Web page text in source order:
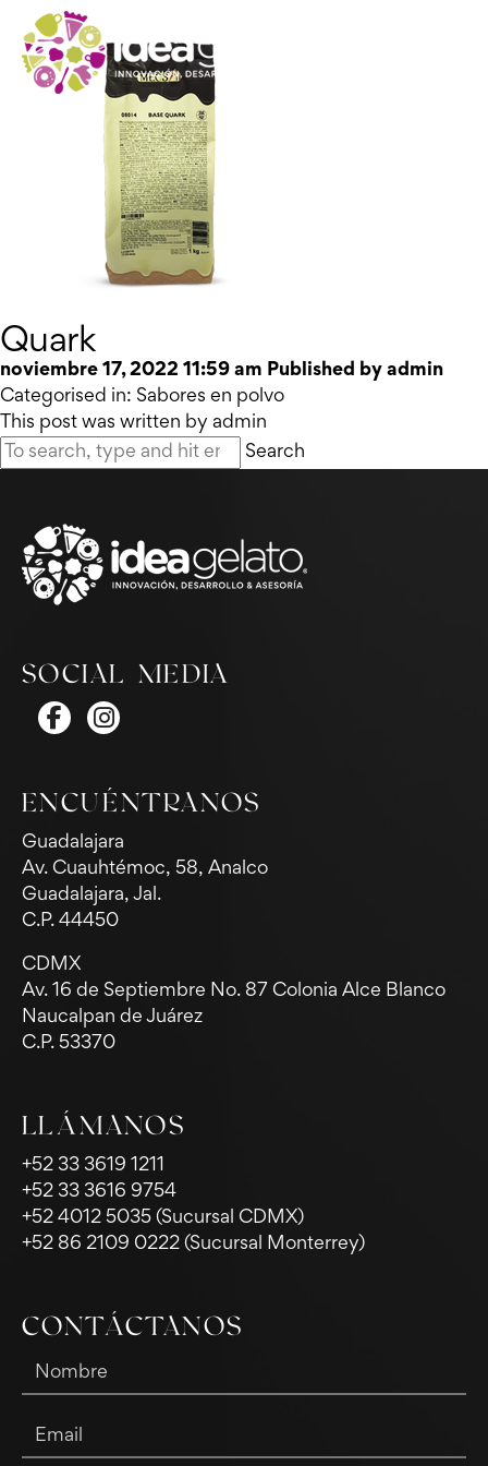
Quark
noviembre 17, 2022 11:59 am Published by admin
Categorised in: Sabores en polvo
This post was written by admin
Search
SOCIAL MEDIA
ENCUÉNTRANOS
Guadalajara
Av. Cuauhtémoc, 58, Analco
Guadalajara, Jal.
C.P. 44450
CDMX
Av. 16 de Septiembre No. 87 Colonia Alce Blanco
Naucalpan de Juárez
C.P. 53370
CONTÁCTANOS
LLÁMANOS
+52 33 3619 1211
+52 33 3616 9754
+52 4012 5035 (Sucursal CDMX)
+52 86 2109 0222 (Sucursal Monterrey)